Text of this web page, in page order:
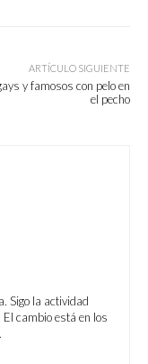
ARTÍCULO SIGUIENTE
y famosos con pelo en
el pecho
Sigo la actividad
cambio está en los